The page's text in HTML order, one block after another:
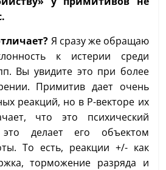
Я сразу же обращаю
к истерии среди
Вы увидите это при более
Примитив дает очень
реакций, но в Р-векторе их
что это психический
делает его объектом
То есть, реакции +/- как
торможение разряда и